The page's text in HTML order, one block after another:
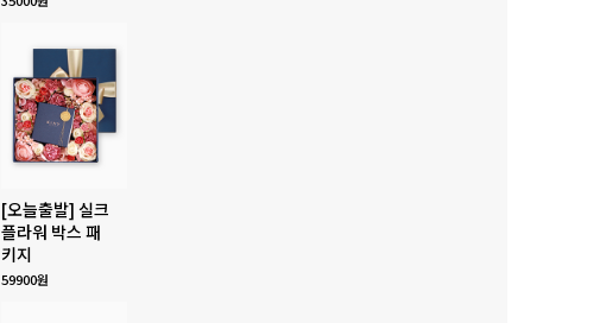
[오늘출발] 실크
플라워 박스 패
키지
59900원